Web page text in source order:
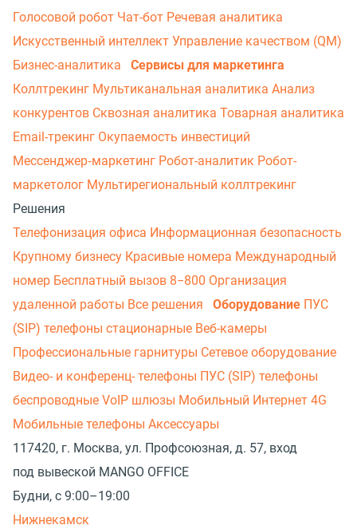
Голосовой робот Чат-бот Речевая аналитика
Искусственный интеллект Управление качеством (QM)
Бизнес-аналитика
Сервисы для маркетинга
Коллтрекинг Мультиканальная аналитика Анализ
конкурентов Сквозная аналитика Товарная аналитика
Email-трекинг Окупаемость инвестиций
Мессенджер‑маркетинг Робот-аналитик Робот-
маркетолог Мультирегиональный коллтрекинг
Решения
Телефонизация офиса Информационная безопасность
Крупному бизнесу Красивые номера Международный
номер Бесплатный вызов 8−800 Организация
удаленной работы Все решения Оборудование ПУС
(SIP) телефоны стационарные Веб-камеры
Профессиональные гарнитуры Сетевое оборудование
Видео- и конференц- телефоны ПУС (SIP) телефоны
беспроводные VoIP шлюзы Мобильный Интернет 4G
Мобильные телефоны Аксессуары
117420, г. Москва, ул. Профсоюзная, д. 57, вход
под вывеской MANGO OFFICE
Будни, с 9:00–19:00
Нижнекамск